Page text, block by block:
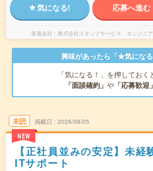
気になる! 応募へ進む
派遣会社 株式会社スタッフサービス エンジニア
興味があったら「★気になる
「気になる！」を押してお
「面談確約」 や 「応募歓迎」
未読
NEW
掲載日 2026/08/05
【正社員並みの安定】未経
ITサポート